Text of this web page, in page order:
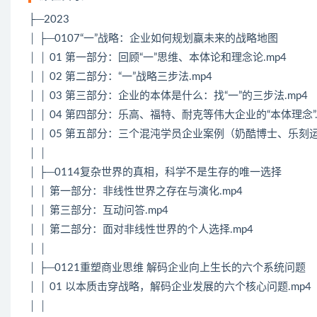
├─2023
│ ├─0107“一”战略：企业如何规划赢未来的战略地图
│ │ 01 第一部分：回顾“一”思维、本体论和理念论.mp4
│ │ 02 第二部分：“一”战略三步法.mp4
│ │ 03 第三部分：企业的本体是什么：找“一”的三步法.mp4
│ │ 04 第四部分：乐高、福特、耐克等伟大企业的“本体理念
│ │ 05 第五部分：三个混沌学员企业案例（奶酷博士、乐刻
│ ├─0114复杂世界的真相，科学不是生存的唯一选择
│ │ 第一部分：非线性世界之存在与演化.mp4
│ │ 第三部分：互动问答.mp4
│ │ 第二部分：面对非线性世界的个人选择.mp4
│ ├─0121重塑商业思维 解码企业向上生长的六个系统问题
│ │ 01 以本质击穿战略，解码企业发展的六个核心问题.mp4